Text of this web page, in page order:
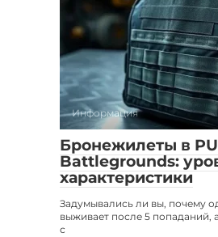
Информация
Бронежилеты в
Battlegrounds:
характеристики
Задумывались ли вы, почему
выживает после 5 попаданий,
с